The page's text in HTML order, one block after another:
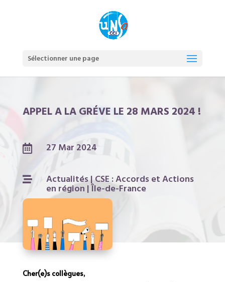
Sélectionner une page
APPEL A LA GRÉVE LE 28 MARS 2024 !
 27 Mar 2024
 Actualités|CSE : Accords et Actions
en région |Île-de-France
Cher(e)s collègues,